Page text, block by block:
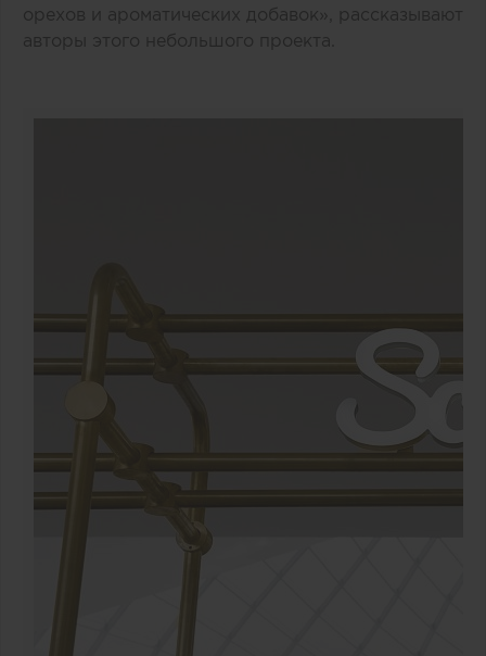
орехов и ароматических добавок», рассказывают
авторы этого небольшого проекта.